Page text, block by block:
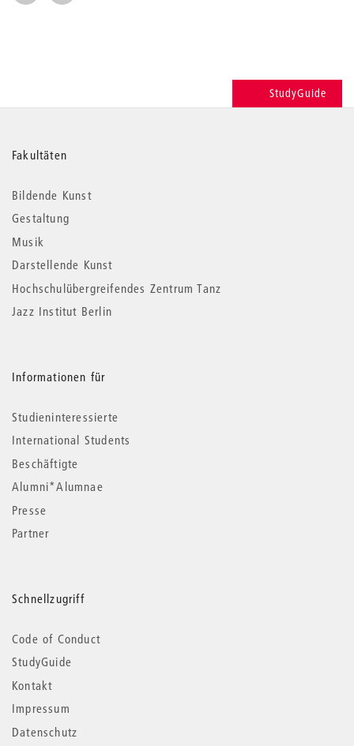
StudyGuide
Weitere
Informationen
Fakultäten
Bildende Kunst
Gestaltung
Musik
Darstellende Kunst
Hochschulübergreifendes Zentrum Tanz
Jazz Institut Berlin
Informationen für
Studieninteressierte
International Students
Beschäftigte
Alumni*Alumnae
Presse
Partner
Schnellzugriff
Code of Conduct
StudyGuide
Kontakt
Impressum
Datenschutz